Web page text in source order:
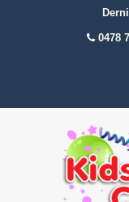
0478